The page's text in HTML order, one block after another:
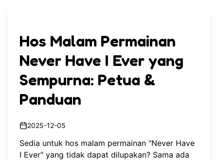
Hos Malam Permainan
Never Have I Ever yang
Sempurna: Petua &
Panduan
2025-12-05
Sedia untuk hos malam permainan "Never Have
I Ever" yang tidak dapat dilupakan? Sama ada